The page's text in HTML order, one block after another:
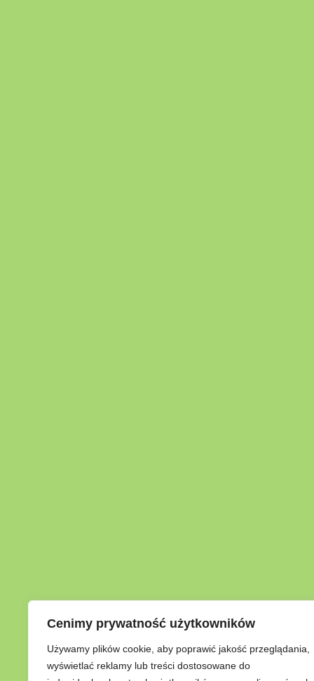
Cenimy prywatność użytkowników
Używamy plików cookie, aby poprawić jakość przeglądania,
wyświetlać reklamy lub treści dostosowane do